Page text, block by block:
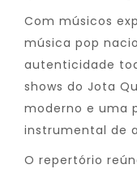
Com músicos
música pop
autenticidade
shows do Jota
moderno e uma
instrumental de
O repertório